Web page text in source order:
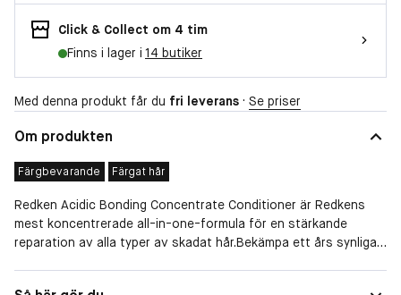
Click & Collect om 4 tim
Finns i lager i 14 butiker
Med denna produkt får du fri leverans · Se priser
Om produkten
Färgbevarande Färgat hår
Redken Acidic Bonding Concentrate Conditioner är Redkens
mest koncentrerade all-in-one-formula för en stärkande
reparation av alla typer av skadat hår.Bekämpa ett års synliga